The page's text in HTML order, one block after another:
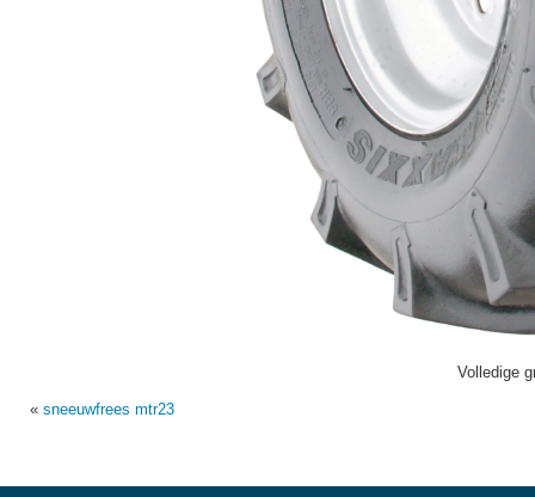
Volledige
« sneeuwfrees mtr23